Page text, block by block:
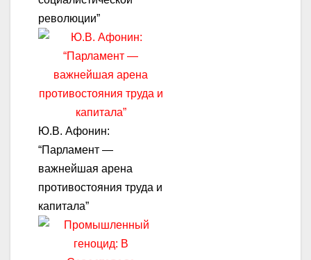
революции”
Ю.В. Афонин:
“Парламент —
важнейшая арена
противостояния труда и
капитала”